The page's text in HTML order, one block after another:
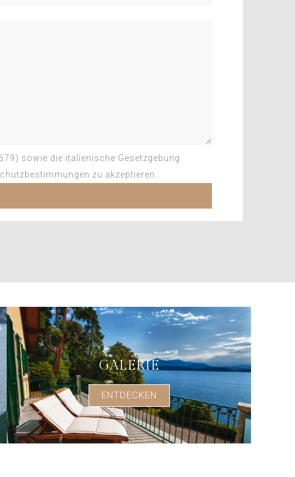
sowie die italienische Gesetzgebung
zu akzeptieren..
GALERIE
ENTDECKEN